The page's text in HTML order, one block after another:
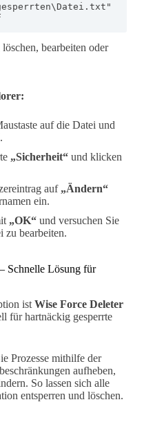
bearbeiten oder
auf die Datei und
.
„Sicherheit“ und klicken
auf „Ändern“
ein.
„OK“ und versuchen Sie
zu bearbeiten.
Schnelle Lösung für
ist Wise Force Deleter
für hartnäckig gesperrte
Prozesse mithilfe der
aufheben,
So lassen sich alle
entsperren und löschen.